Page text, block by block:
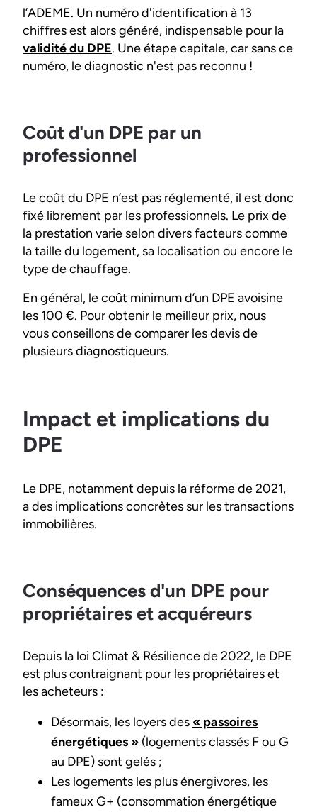
l’ADEME. Un numéro d'identification à 13
chiffres est alors généré, indispensable pour la
validité du DPE. Une étape capitale, car sans ce
numéro, le diagnostic n'est pas reconnu !
Coût d'un DPE par un
professionnel
Le coût du DPE n’est pas réglementé, il est donc
fixé librement par les professionnels. Le prix de
la prestation varie selon divers facteurs comme
la taille du logement, sa localisation ou encore le
type de chauffage.
En général, le coût minimum d’un DPE avoisine
les 100 €. Pour obtenir le meilleur prix, nous
vous conseillons de comparer les devis de
plusieurs diagnostiqueurs.
Impact et implications du
DPE
Le DPE, notamment depuis la réforme de 2021,
a des implications concrètes sur les transactions
immobilières.
Conséquences d'un DPE pour
propriétaires et acquéreurs
Depuis la loi Climat & Résilience de 2022, le DPE
est plus contraignant pour les propriétaires et
les acheteurs :
Désormais, les loyers des « passoires
énergétiques » (logements classés F ou G
au DPE) sont gelés ;
Les logements les plus énergivores, les
fameux G+ (consommation énergétique